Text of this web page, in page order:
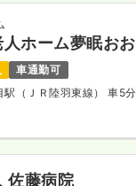
ホーム夢眠お
車通勤可
駅（ＪＲ陸羽東線） 車5分
佐藤病院